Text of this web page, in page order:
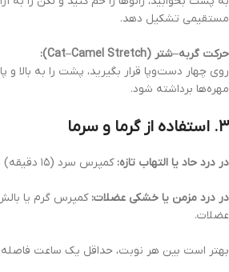
مستقیمی تشکیل دهد.
حرکت گربه–شتر (Cat–Camel Stretch):
روی چهار دست‌و‌پا قرار بگیرید، پشت را به بالا و
مهره‌ها برداشته شود.
۳. استفاده از گرما و سرما
در درد حاد یا التهاب تازه: کمپرس سرد (۱۵ دقیقه) برای کاهش التهاب.
در درد مزمن یا خشکی عضلات: کمپرس گرم یا
عضلات.
بهتر است بین هر نوبت، حداقل یک ساعت فاصله